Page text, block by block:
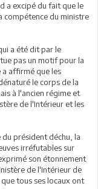
a excipé du fait que le
compétence du ministre
a été dit par le
pas un motif pour la
a affirmé que les
le corps de la
à l'ancien régime et
de l'Intérieur et les
président déchu, la
irréfutables sur
son étonnement
de l'Intérieur de
tous ses locaux ont